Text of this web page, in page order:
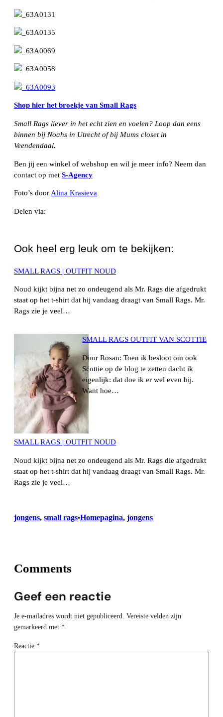
Shop hier het broekje van Small Rags
Small Rags liever in het echt zien en voelen? Loop dan eens
binnen bij Noahs in Utrecht of bij Mums closet in
Veendendaal.
Ben jij een winkel of webshop en wil je meer info? Neem dan
contact op met S-Agency
Foto’s door Alina Krasieva
Delen via:
Ook heel erg leuk om te bekijken:
SMALL RAGS | OUTFIT NOUD
Noud kijkt bijna net zo ondeugend als Mr. Rags die afgedrukt
staat op het t-shirt dat hij vandaag draagt van Small Rags. Mr.
Rags zie je veel…
SMALL RAGS OUTFIT VAN SCOTTIE
Door Rosan: Toen ik besloot om ook
Scottie op de blog te zetten dacht ik
eigenlijk: dat doe ik er wel even bij.
Want hoe…
SMALL RAGS | OUTFIT NOUD
Noud kijkt bijna net zo ondeugend als Mr. Rags die afgedrukt
staat op het t-shirt dat hij vandaag draagt van Small Rags. Mr.
Rags zie je veel…
jongens, small rags•Homepagina, jongens
Comments
Geef een reactie
Je e-mailadres wordt niet gepubliceerd.
Vereiste velden zijn
gemarkeerd met *
Reactie *